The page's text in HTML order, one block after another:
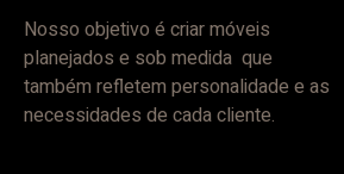
Nosso objetivo é criar móveis
planejados e sob medida que
também refletem personalidade e as
necessidades de cada cliente.